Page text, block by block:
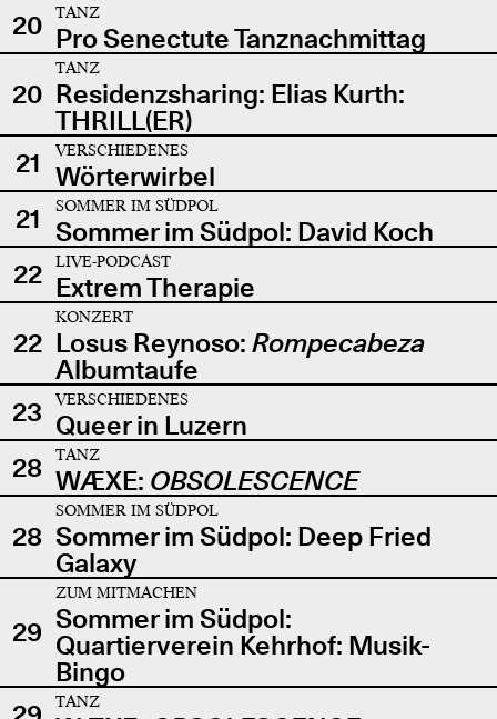
20
TANZ
Pro Senectute Tanznachmittag
20
TANZ
Residenzsharing: Elias Kurth:
THRILL(ER)
21
VERSCHIEDENES
Wörterwirbel
21
SOMMER IM SÜDPOL
Sommer im Südpol: David Koch
22
LIVE-PODCAST
Extrem Therapie
22
KONZERT
Losus Reynoso: Rompecabeza
Albumtaufe
23
VERSCHIEDENES
Queer in Luzern
28
TANZ
WÆXE: OBSOLESCENCE
28
SOMMER IM SÜDPOL
Sommer im Südpol: Deep Fried
Galaxy
29
ZUM MITMACHEN
Sommer im Südpol:
Quartierverein Kehrhof: Musik-
Bingo
TANZ